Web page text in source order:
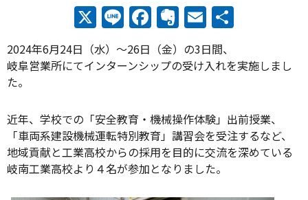
X LineFacebook
Evernote
Email
2024年6月24日（水）～26日（金）の3日間、
岐阜営業所にてインターンシップの受け入れを実施しまし
た。
近年、学校での「安全教育・機械操作体験」出前授業、
「車両系建設機械運転特別教育」講習会を受注するなど、
地域貢献と工業高校からの採用を目的に交流を深めている
岐南工業高校より４名が参加となりました。